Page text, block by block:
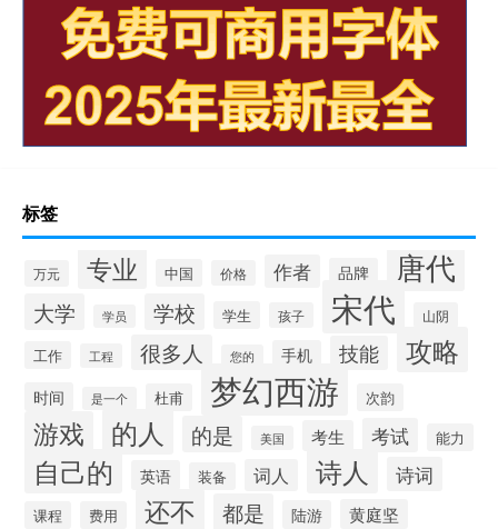
标签
万元 专业 中国 价格 作者 品牌 唐代
大学 学员 学校 学生 孩子 宋代 山阴
工作 工程 很多人 您的 手机 技能 攻略
时间 是一个 杜甫 梦幻西游 次韵
游戏 的人 的是 美国 考生 考试 能力
自己的 英语 装备 词人 诗人 诗词
课程 费用 还不 都是 陆游 黄庭坚